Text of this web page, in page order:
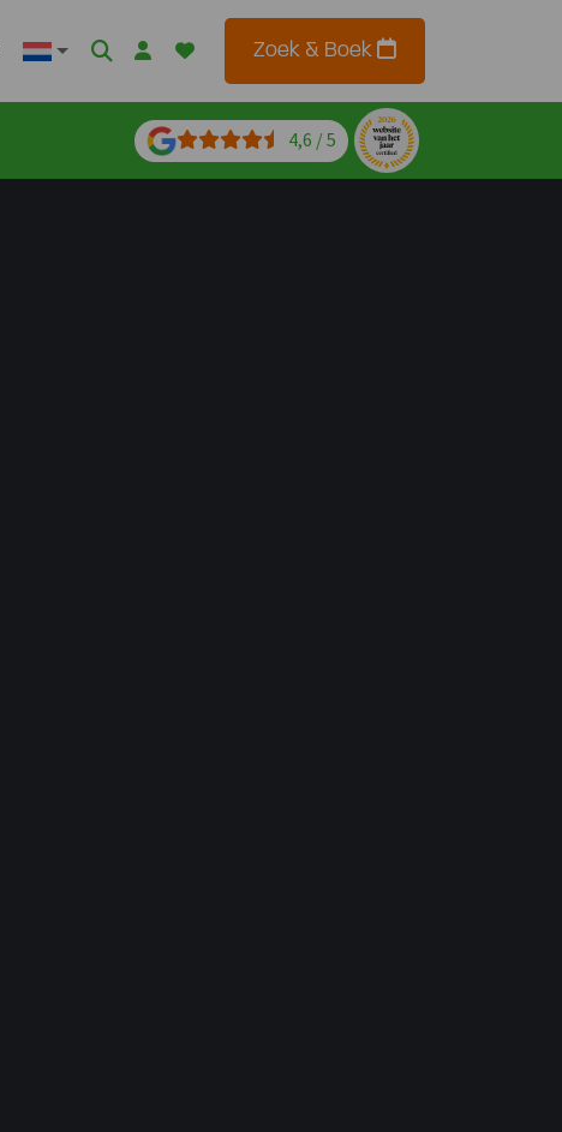
Zoek & Boek
4,6 / 5